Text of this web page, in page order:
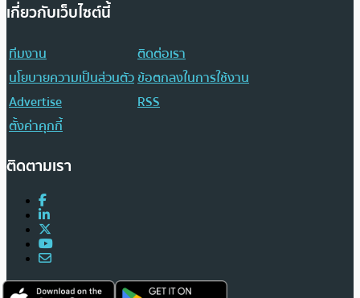
เกี่ยวกับเว็บไซต์นี้
ทีมงาน
ติดต่อเรา
นโยบายความเป็นส่วนตัวข้อตกลงในการใช้งาน
Advertise
RSS
ตั้งค่าคุกกี้
ติดตามเรา